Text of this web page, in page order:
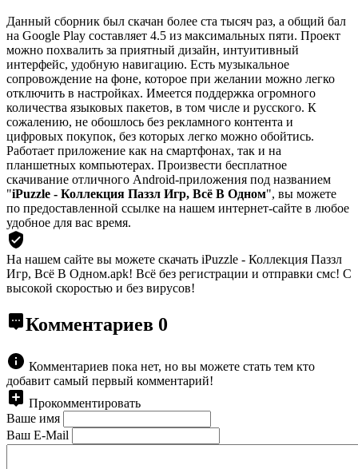
Данный сборник был скачан более ста тысяч раз, а общий бал
на Google Play составляет 4.5 из максимальных пяти. Проект
можно похвалить за приятный дизайн, интуитивный
интерфейс, удобную навигацию. Есть музыкальное
сопровождение на фоне, которое при желании можно легко
отключить в настройках. Имеется поддержка огромного
количества языковых пакетов, в том числе и русского. К
сожалению, не обошлось без рекламного контента и
цифровых покупок, без которых легко можно обойтись.
Работает приложение как на смартфонах, так и на
планшетных компьютерах. Произвести бесплатное
скачивание отличного Android-приложения под названием
"iPuzzle - Коллекция Паззл Игр, Всё В Одном", вы можете
по предоставленной ссылке на нашем интернет-сайте в любое
удобное для вас время.
На нашем сайте вы можете скачать iPuzzle - Коллекция Паззл
Игр, Всё В Одном.apk! Всё без регистрации и отправки смс! С
высокой скоростью и без вирусов!
Комментариев 0
Комментариев пока нет, но вы можете стать тем кто
добавит самый первый комментарий!
Прокомментировать
Ваше имя
Ваш E-Mail